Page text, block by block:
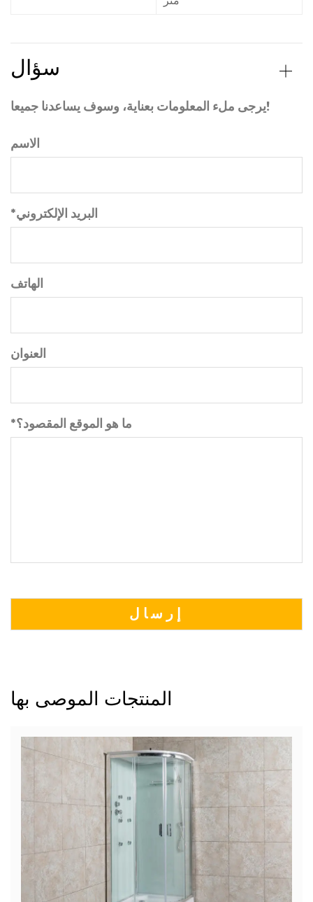
سؤال
يرجى ملء المعلومات بعناية، وسوف يساعدنا جميعا!
الاسم
*البريد الإلكتروني
الهاتف
العنوان
*ما هو الموقع المقصود؟
المنتجات الموصى بها